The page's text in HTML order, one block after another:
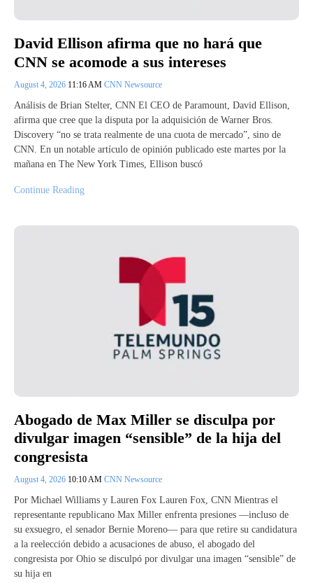
David Ellison afirma que no hará que
CNN se acomode a sus intereses
August 4, 2026 11:16 AM CNN Newsource
Análisis de Brian Stelter, CNN El CEO de Paramount, David Ellison,
afirma que cree que la disputa por la adquisición de Warner Bros.
Discovery “no se trata realmente de una cuota de mercado”, sino de
CNN. En un notable artículo de opinión publicado este martes por la
mañana en The New York Times, Ellison buscó
Continue Reading
Abogado de Max Miller se disculpa por
divulgar imagen “sensible” de la hija del
congresista
August 4, 2026 10:10 AM CNN Newsource
Por Michael Williams y Lauren Fox Lauren Fox, CNN Mientras el
representante republicano Max Miller enfrenta presiones —incluso de
su exsuegro, el senador Bernie Moreno— para que retire su candidatura
a la reelección debido a acusaciones de abuso, el abogado del
congresista por Ohio se disculpó por divulgar una imagen “sensible” de
su hija en